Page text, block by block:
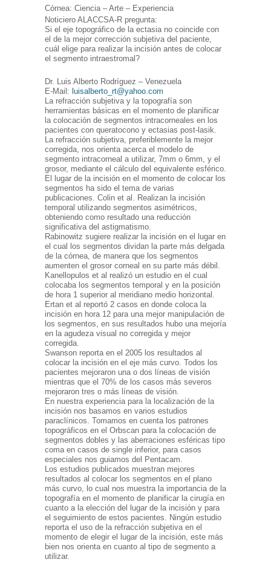
Córnea: Ciencia – Arte – Experiencia
Noticiero ALACCSA-R pregunta:
Si el eje topográfico de la ectasia no coincide con
el de la mejor corrección subjetiva del paciente,
cuál elige para realizar la incisión antes de colocar
el segmento intraestromal?
Dr. Luis Alberto Rodríguez – Venezuela
E-Mail: luisalberto_rt@yahoo.com
La refracción subjetiva y la topografía son
herramientas básicas en el momento de planificar
la colocación de segmentos intracorneales en los
pacientes con queratocono y ectasias post-lasik.
La refracción subjetiva, preferiblemente la mejor
corregida, nos orienta acerca el modelo de
segmento intracorneal a utilizar, 7mm o 6mm, y el
grosor, mediante el cálculo del equivalente esférico.
El lugar de la incisión en el momento de colocar los
segmentos ha sido el tema de varias
publicaciones. Colin et al. Realizan la incisión
temporal utilizando segmentos asimétricos,
obteniendo como resultado una reducción
significativa del astigmatismo.
Rabinowitz sugiere realizar la incisión en el lugar en
el cual los segmentos dividan la parte más delgada
de la córnea, de manera que los segmentos
aumenten el grosor corneal en su parte más débil.
Kanellopulos et al realizó un estudio en el cual
colocaba los segmentos temporal y en la posición
de hora 1 superior al meridiano medio horizontal.
Ertan et al reportó 2 casos en donde coloca la
incisión en hora 12 para una mejor manipulación de
los segmentos, en sus resultados hubo una mejoría
en la agudeza visual no corregida y mejor
corregida.
Swanson reporta en el 2005 los resultados al
colocar la incisión en el eje más curvo. Todos los
pacientes mejoraron una o dos líneas de visión
mientras que el 70% de los casos más severos
mejoraron tres o más líneas de visión.
En nuestra experiencia para la localización de la
incisión nos basamos en varios estudios
paraclínicos. Tomamos en cuenta los patrones
topográficos en el Orbscan para la colocación de
segmentos dobles y las aberraciones esféricas tipo
coma en casos de single inferior, para casos
especiales nos guiamos del Pentacam.
Los estudios publicados muestran mejores
resultados al colocar los segmentos en el plano
más curvo, lo cual nos muestra la importancia de la
topografía en el momento de planificar la cirugía en
cuanto a la elección del lugar de la incisión y para
el seguimiento de estos pacientes. Ningún estudio
reporta el uso de la refracción subjetiva en el
momento de elegir el lugar de la incisión, este más
bien nos orienta en cuanto al tipo de segmento a
utilizar.